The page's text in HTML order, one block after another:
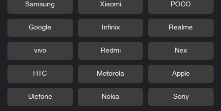
POCO
Xiaomi
Samsung
Realme
Infinix
Google
Nex
Redmi
vivo
Apple
Motorola
HTC
Sony
Nokia
Ulefone